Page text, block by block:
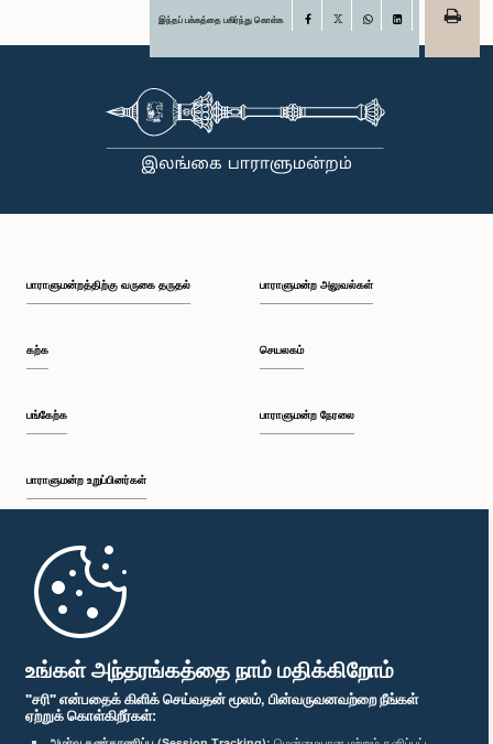
உங்கள் அந்தரங்கத்தை நாம் மதிக்கிறோம்
"சரி" என்பதைக் கிளிக் செய்வதன் மூலம், பின்வருவனவற்றை நீங்கள்
ஏற்றுக் கொள்கிறீர்கள்:
இந்தப் பக்கத்தை பகிர்ந்து கொள்க Facebook
பாராளுமன்றத்திற்கு வருகை தருதல்
கற்க
பங்கேற்க
பாராளுமன்ற உறுப்பினர்கள்
முதற்பக்கம்
பாராளுமன்ற அலுவல்கள்
செயலகம்
பாராளுமன்ற நேரலை
பாராளுமன்ற கையடக்க செயலி